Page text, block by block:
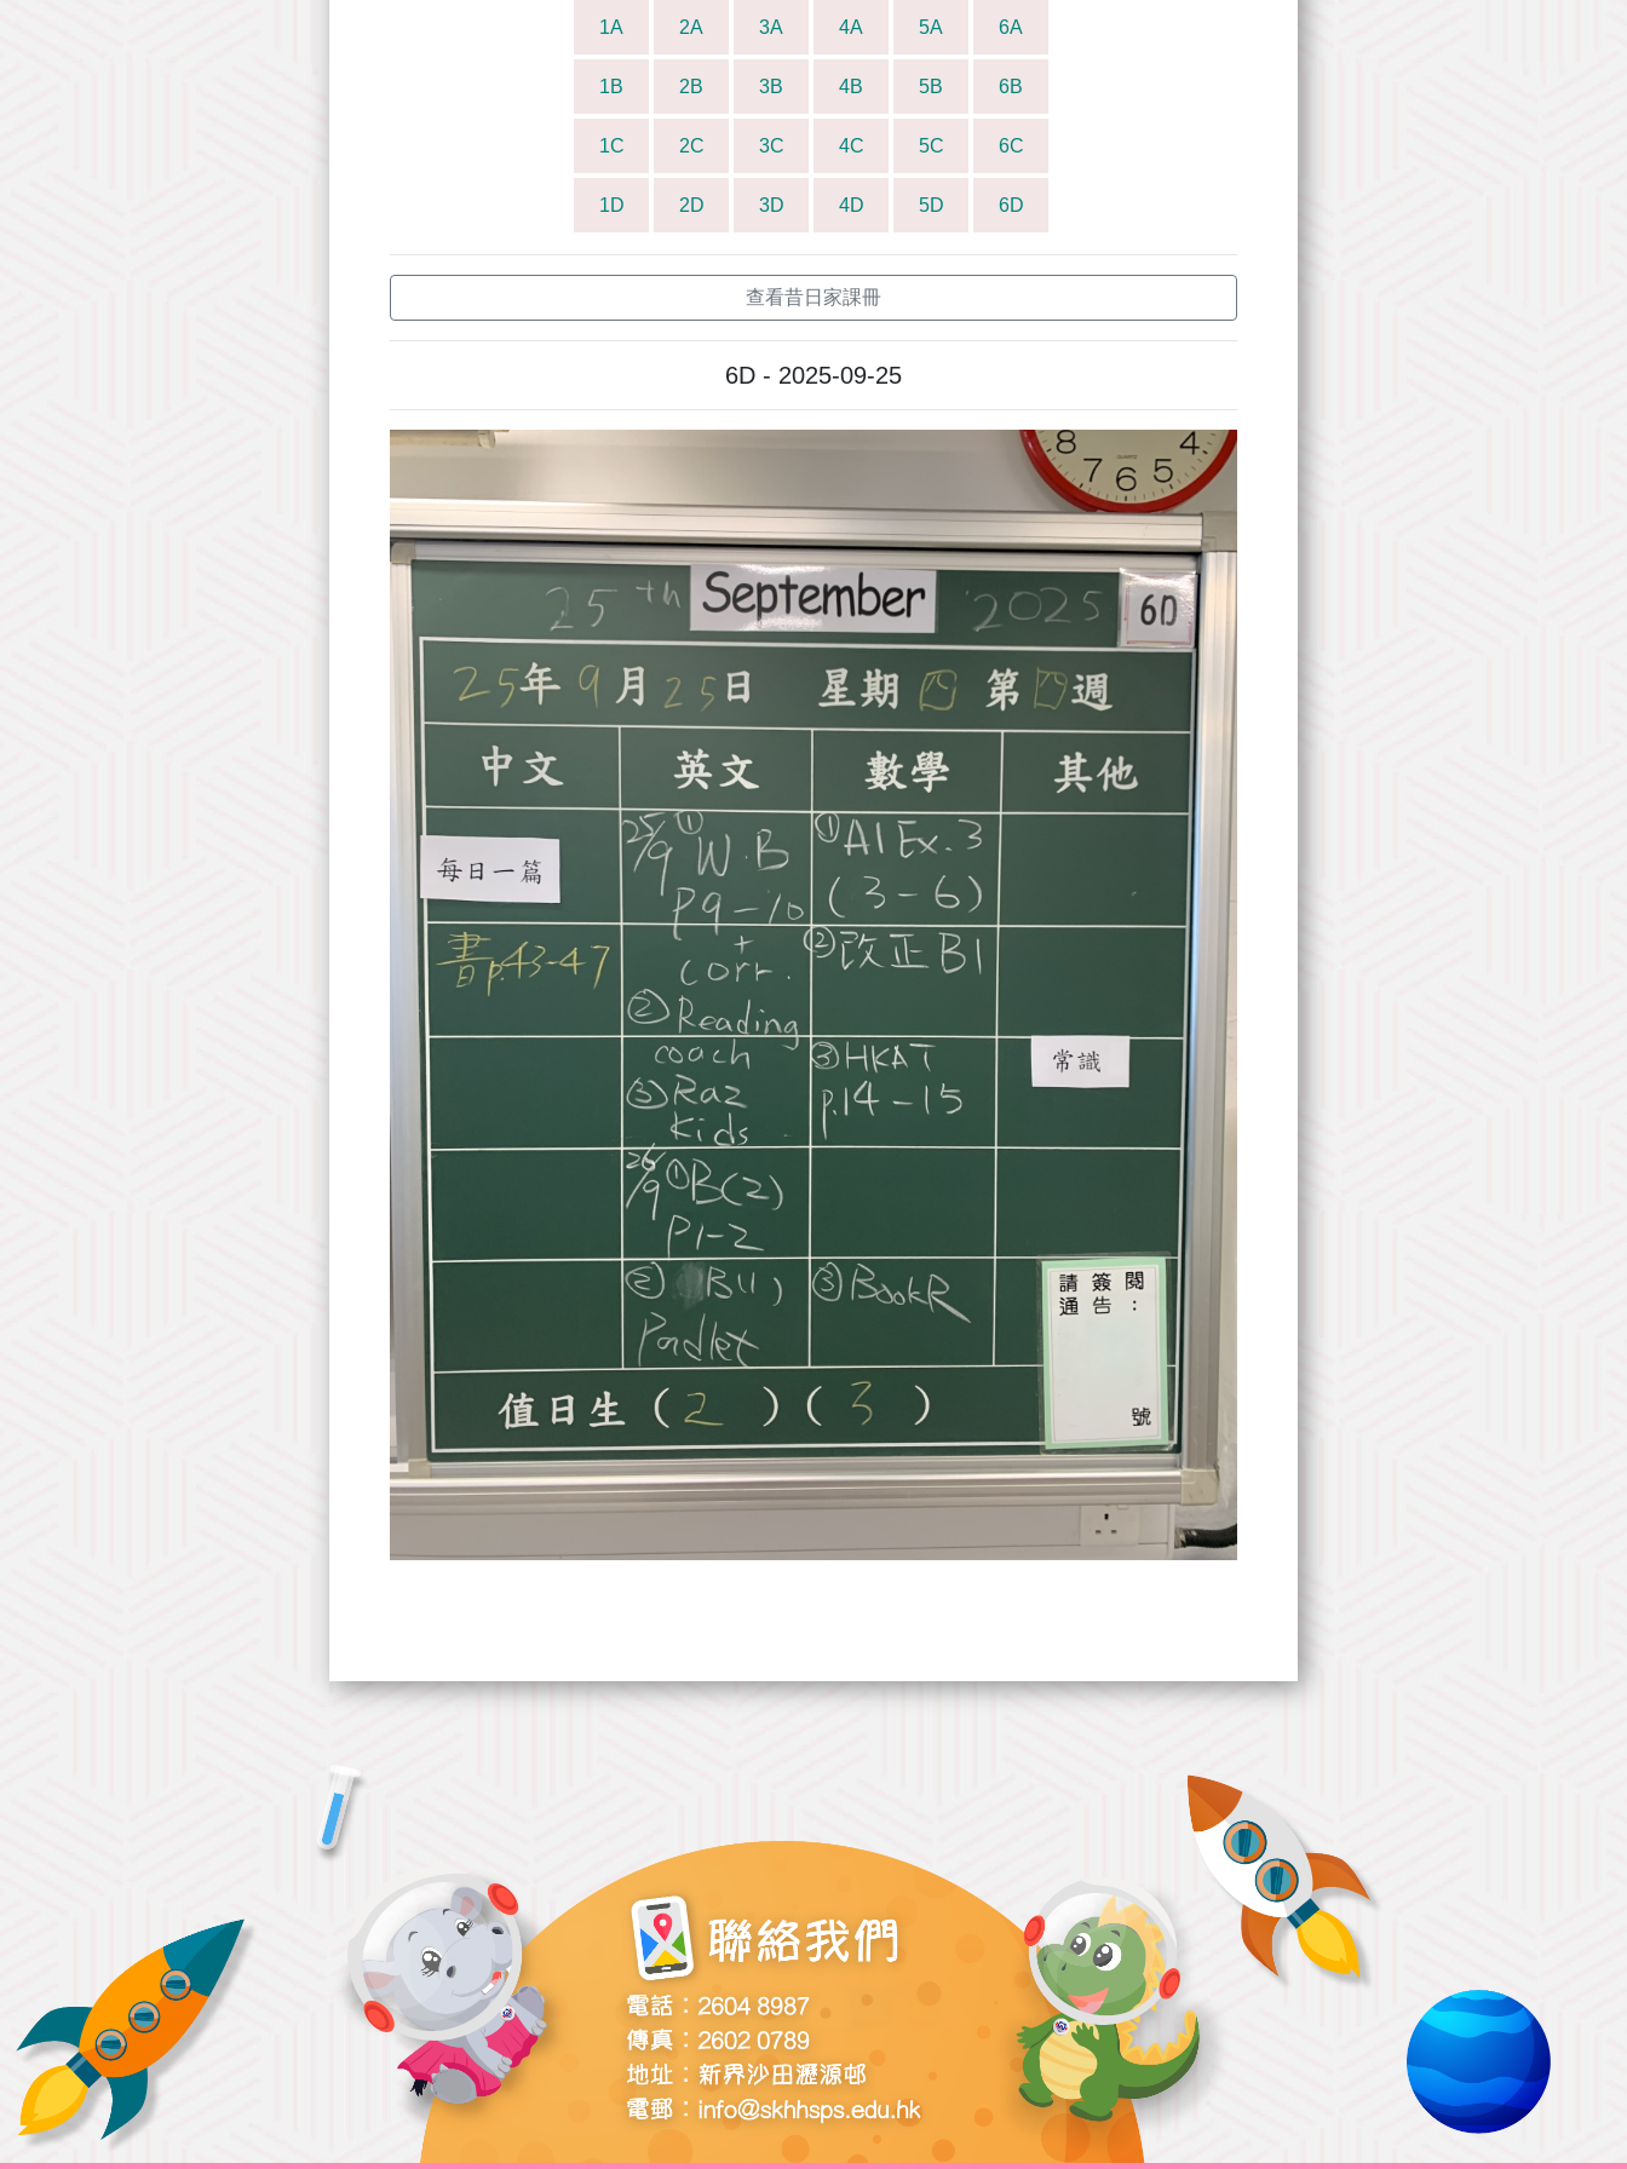
1A 2A 3A 4A 5A 6A
1B 2B 3B 4B 5B 6B
1C 2C 3C 4C 5C 6C
1D 2D 3D 4D 5D 6D
查看昔日家課冊
6D - 2025-09-25